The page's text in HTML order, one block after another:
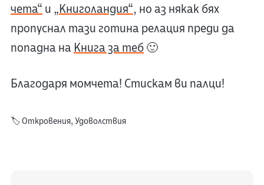
чета“ и „Книголандия“, но аз някак бях
пропуснал тази готина релация преди да
попадна на Книга за теб🙂
Благодаря момчета! Стискам ви палци!
🏷️Откровения, Удоволствия